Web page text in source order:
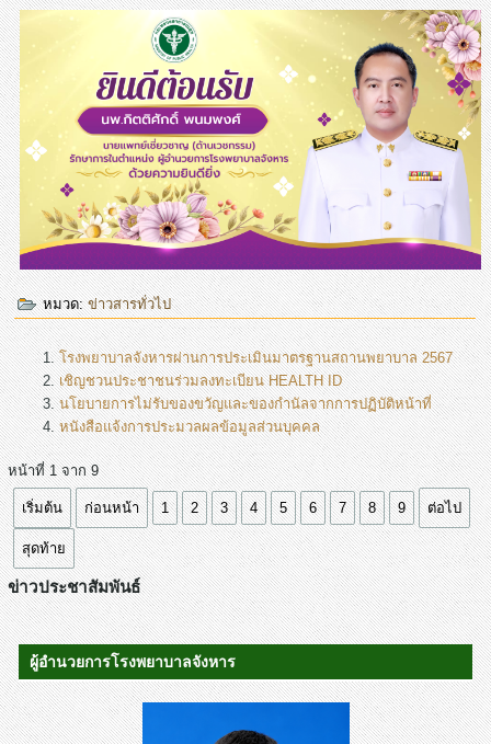
หมวด:ข่าวสารทั่วไป
โรงพยาบาลจังหารผ่านการประเมินมาตรฐานสถานพยาบาล 2567
เชิญชวนประชาชนร่วมลงทะเบียน HEALTH ID
นโยบายการไม่รับของขวัญและของกำนัลจากการปฏิบัติหน้าที่
หนังสือแจ้งการประมวลผลข้อมูลส่วนบุคคล
หน้าที่ 1 จาก 9
เริ่มต้น ก่อนหน้า 1 2 3 4 5 6 7 8 9 ต่อไป
สุดท้าย
ข่าวประชาสัมพันธ์
ผู้อำนวยการโรงพยาบาลจังหาร